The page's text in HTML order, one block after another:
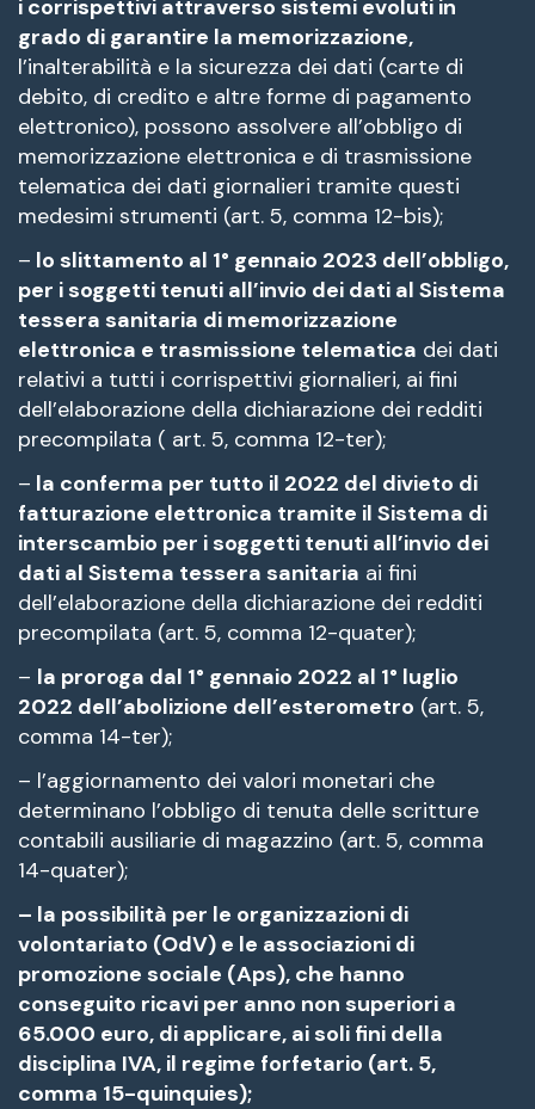
i corrispettivi attraverso sistemi evoluti in
grado di garantire la memorizzazione,
l’inalterabilità e la sicurezza dei dati (carte di
debito, di credito e altre forme di pagamento
elettronico), possono assolvere all’obbligo di
memorizzazione elettronica e di trasmissione
telematica dei dati giornalieri tramite questi
medesimi strumenti (art. 5, comma 12-bis);
– lo slittamento al 1° gennaio 2023 dell’obbligo,
per i soggetti tenuti all’invio dei dati al Sistema
tessera sanitaria di memorizzazione
elettronica e trasmissione telematica dei dati
relativi a tutti i corrispettivi giornalieri, ai fini
dell’elaborazione della dichiarazione dei redditi
precompilata ( art. 5, comma 12-ter);
– la conferma per tutto il 2022 del divieto di
fatturazione elettronica tramite il Sistema di
interscambio per i soggetti tenuti all’invio dei
dati al Sistema tessera sanitaria ai fini
dell’elaborazione della dichiarazione dei redditi
precompilata (art. 5, comma 12-quater);
– la proroga dal 1° gennaio 2022 al 1° luglio
2022 dell’abolizione dell’esterometro (art. 5,
comma 14-ter);
– l’aggiornamento dei valori monetari che
determinano l’obbligo di tenuta delle scritture
contabili ausiliarie di magazzino (art. 5, comma
14-quater);
– la possibilità per le organizzazioni di
volontariato (OdV) e le associazioni di
promozione sociale (Aps), che hanno
conseguito ricavi per anno non superiori a
65.000 euro, di applicare, ai soli fini della
disciplina IVA, il regime forfetario (art. 5,
comma 15-quinquies);